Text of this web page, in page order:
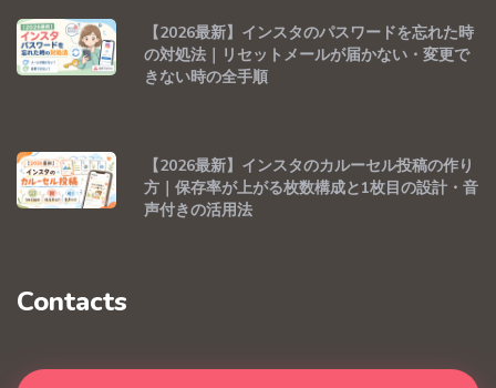
【2026最新】インスタのパスワードを忘れた時
の対処法｜リセットメールが届かない・変更で
きない時の全手順
【2026最新】インスタのカルーセル投稿の作り
方｜保存率が上がる枚数構成と1枚目の設計・音
声付きの活用法
Contacts